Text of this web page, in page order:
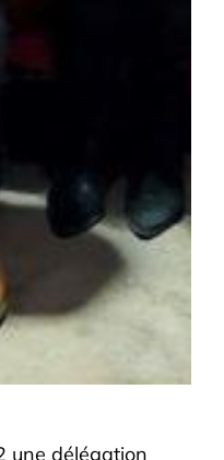
une délégation